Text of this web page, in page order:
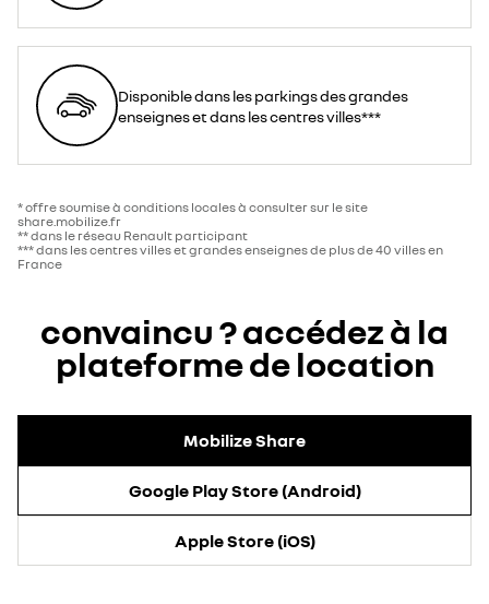
Disponible dans les parkings des grandes
enseignes et dans les centres villes***
* offre soumise à conditions locales à consulter sur le site
share.mobilize.fr
** dans le réseau Renault participant
*** dans les centres villes et grandes enseignes de plus de 40 villes en
France
convaincu ? accédez à la
plateforme de location
Mobilize Share
Google Play Store (Android)
Apple Store (iOS)